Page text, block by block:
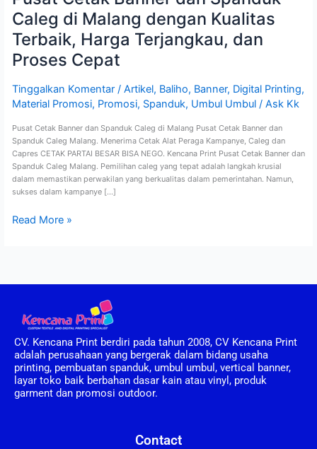
Caleg di Malang dengan Kualitas
Terbaik, Harga Terjangkau, dan
Proses Cepat
Tinggalkan Komentar / Artikel, Baliho, Banner, Digital Printing,
Material Promosi, Promosi, Spanduk, Umbul Umbul/ Ask Kk
Pusat Cetak Banner dan Spanduk Caleg di Malang Pusat Cetak Banner dan
Spanduk Caleg Malang. Menerima Cetak Alat Peraga Kampanye, Caleg dan
Capres CETAK PARTAI BESAR BISA NEGO. Kencana Print Pusat Cetak Banner dan
Spanduk Caleg Malang. Pemilihan caleg yang tepat adalah langkah krusial
dalam memastikan perwakilan yang berkualitas dalam pemerintahan. Namun,
sukses dalam kampanye […]
Proses
Cepat
Read More »
CV. Kencana Print berdiri pada tahun 2008, CV Kencana Print
adalah perusahaan yang bergerak dalam bidang usaha
printing, pembuatan spanduk, umbul umbul, vertical banner,
layar toko baik berbahan dasar kain atau vinyl, produk
garment dan promosi outdoor.
Contact